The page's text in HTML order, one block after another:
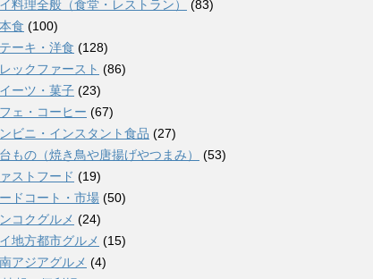
料理全般（食堂・レストラン）
(83)
食 (100)
ーキ・洋食 (128)
ックファースト (86)
ーツ・菓子 (23)
ェ・コーヒー (67)
ビニ・インスタント食品 (27)
もの（焼き鳥や唐揚げやつまみ）
(53)
ストフード (19)
ドコート・市場 (50)
コクグルメ (24)
地方都市グルメ (15)
アジアグルメ (4)